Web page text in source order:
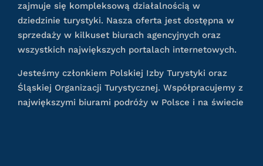
zajmuje się kompleksową działalnością w
dziedzinie turystyki. Nasza oferta jest dostępna w
sprzedaży w kilkuset biurach agencyjnych oraz
wszystkich największych portalach internetowych.
Jesteśmy członkiem Polskiej Izby Turystyki oraz
Śląskiej Organizacji Turystycznej. Współpracujemy z
największymi biurami podróży w Polsce i na świecie